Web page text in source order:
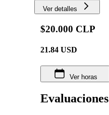
Ver detalles
$20.000 CLP
21.84 USD
Ver horas
Evaluaciones